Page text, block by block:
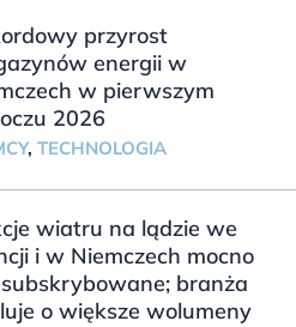
przyrost
energii w
w pierwszym
2026
, TECHNOLOGIA
wiatru na lądzie we
i w Niemczech mocno
branża
o większe wolumeny